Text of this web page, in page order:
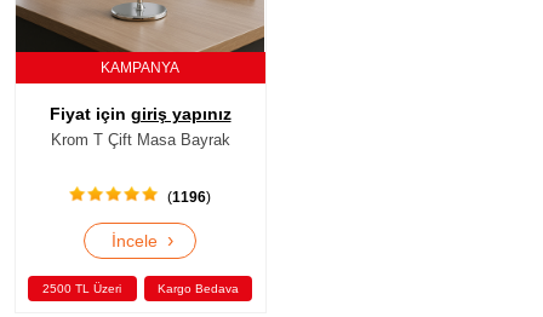
KAMPANYA
Fiyat için giriş yapınız
Krom T Çift Masa Bayrak
(1196)
İncele ›
2500 TL Üzeri Kargo Bedava